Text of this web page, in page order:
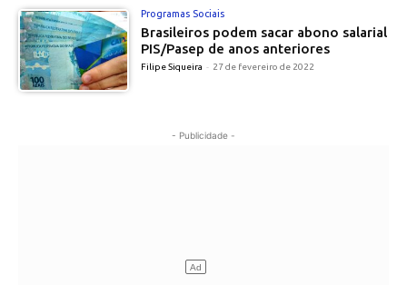
Programas Sociais
Brasileiros podem sacar abono salarial
PIS/Pasep de anos anteriores
Filipe Siqueira - 27 de fevereiro de 2022
- Publicidade -